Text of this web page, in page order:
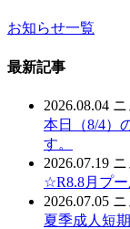
お知らせ一覧
最新記事
2026.08.04
本日（8/4）
す。
2026.07.19
☆R8.8月プ
2026.07.05
夏季成人短